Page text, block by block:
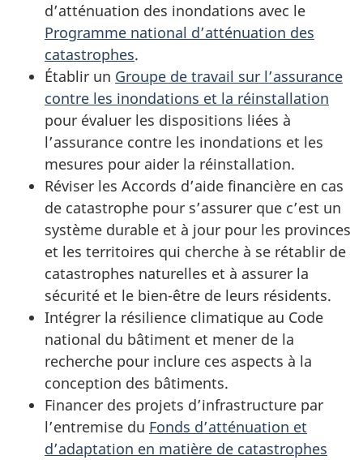
d’atténuation des inondations avec le
Programme national d’atténuation des
catastrophes.
Établir un Groupe de travail sur l’assurance
contre les inondations et la réinstallation
pour évaluer les dispositions liées à
l’assurance contre les inondations et les
mesures pour aider la réinstallation.
Réviser les Accords d’aide financière en cas
de catastrophe pour s’assurer que c’est un
système durable et à jour pour les provinces
et les territoires qui cherche à se rétablir de
catastrophes naturelles et à assurer la
sécurité et le bien-être de leurs résidents.
Intégrer la résilience climatique au Code
national du bâtiment et mener de la
recherche pour inclure ces aspects à la
conception des bâtiments.
Financer des projets d’infrastructure par
l’entremise du Fonds d’atténuation et
d’adaptation en matière de catastrophes